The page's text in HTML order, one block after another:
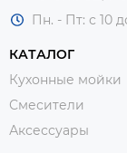
Пн. - Пт: с 10
КАТАЛОГ
Кухонные мойки
Смесители
Аксессуары